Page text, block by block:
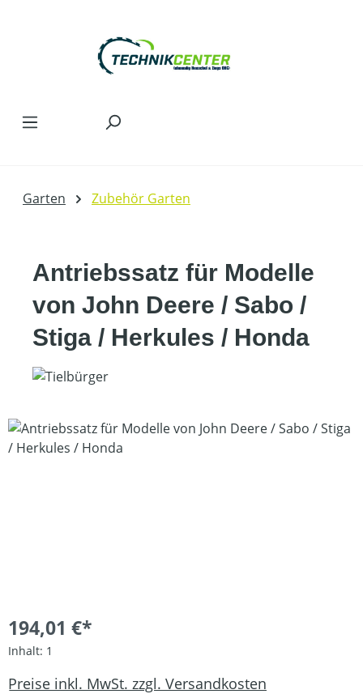
Garten Zubehör Garten
Antriebssatz für Modelle
von John Deere / Sabo /
Stiga / Herkules / Honda
Bildergalerie überspringen
194,01 €*
Inhalt: 1
Preise inkl. MwSt. zzgl. Versandkosten